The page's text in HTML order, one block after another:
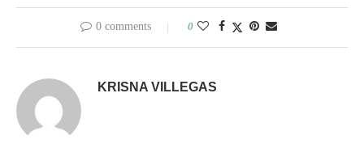
0 comments 0
KRISNA VILLEGAS